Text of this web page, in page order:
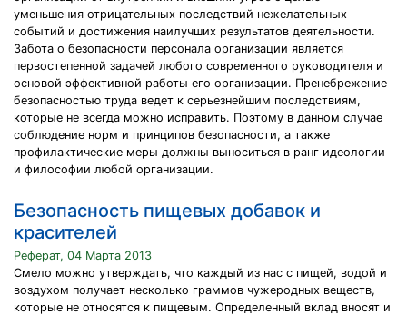
уменьшения отрицательных последствий нежелательных
событий и достижения наилучших результатов деятельности.
Забота о безопасности персонала организации является
первостепенной задачей любого современного руководителя и
основой эффективной работы его организации. Пренебрежение
безопасностью труда ведет к серьезнейшим последствиям,
которые не всегда можно исправить. Поэтому в данном случае
соблюдение норм и принципов безопасности, а также
профилактические меры должны выноситься в ранг идеологии
и философии любой организации.
Безопасность пищевых добавок и
красителей
Реферат, 04 Марта 2013
Смело можно утверждать, что каждый из нас с пищей, водой и
воздухом получает несколько граммов чужеродных веществ,
которые не относятся к пищевым. Определенный вклад вносят и